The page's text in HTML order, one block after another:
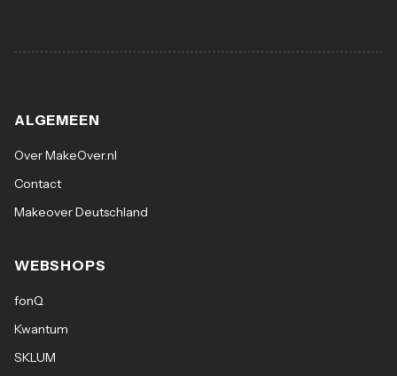
ALGEMEEN
Over MakeOver.nl
Contact
Makeover Deutschland
WEBSHOPS
fonQ
Kwantum
SKLUM